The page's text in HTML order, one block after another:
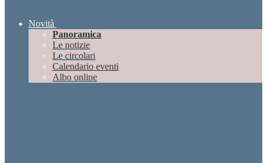
Novità
Panoramica
Le notizie
Le circolari
Calendario eventi
Albo online